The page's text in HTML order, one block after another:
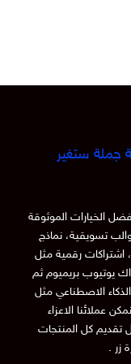
جملة ستغير
الخيارات الموثوقة
تسويقية، نماذج
رقمية مثل
يوتيوب بريميوم ثم
الاصطناعي مثل
شات جي بي تي 4) نمكن عملائنا الاعزاء
تقديم كل المنتجات
زر .